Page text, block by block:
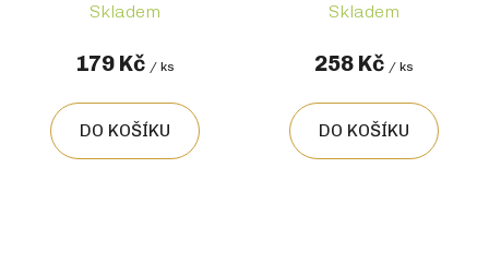
Skladem
179 Kč / ks
DO KOŠÍKU
Skladem
258 Kč / ks
DO KOŠÍKU